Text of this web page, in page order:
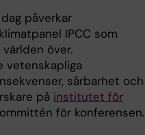
påverkar
IPCC som
över.
vetenskapliga
sårbarhet och
på institutet för
för konferensen.